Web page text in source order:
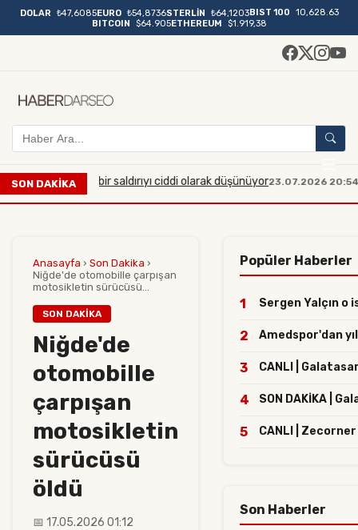
DOLAR ₺47,6085EURO ₺54,8736STERLİN ₺64,1203BIST 100
10,628.63
BITCOIN
$64.905ETHEREUM $1.919,38
SON DAKİKA
çaplı bir saldırıyı ciddi olarak düşünüyor23.07.2026 20:54
Anasayfa › Son Dakika ›
Niğde'de otomobille çarpışan
motosikletin sürücüsü...
SON DAKIKA
Niğde'de
otomobille
çarpışan
motosikletin
sürücüsü
öldü
📅 17.05.2026 01:12
Popüler Haberler
1 Sergen Yalçın
2 Amedspor'dan
3 CANLI |
4 SON DAKİKA |
5 CANLI |
Son Haberler